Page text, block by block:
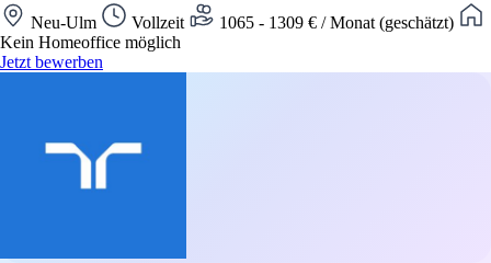
Neu-Ulm Vollzeit
1065 - 1309 € / Monat (geschätzt)
Kein Homeoffice möglich
Jetzt bewerben